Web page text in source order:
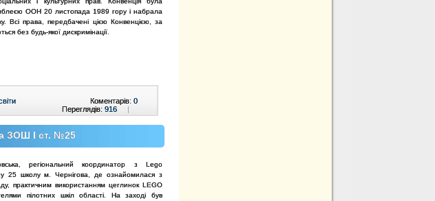
ООН 20 листопада 1989 гору і набрала
Всі права, передбачені цією Конвенцією, за
без будь-якої дискримінації.
Коментарів: 0
Переглядів: 916 |
ЗОШ І ст. №25
регіональний координатор з Lego
25 школу м. Чернігова, де ознайомилася з
практичним використанням цеглинок LEGO
пілотних шкіл області. На заході був